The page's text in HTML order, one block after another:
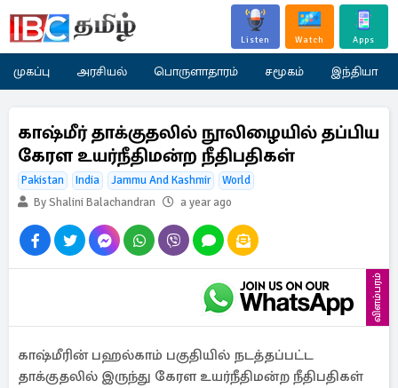
Listen Watch Apps
முகப்பு அரசியல் பொருளாதாரம் சமூகம் இந்தியா
காஷ்மீர் தாக்குதலில் நூலிழையில் தப்பிய
கேரள உயர்நீதிமன்ற நீதிபதிகள்
Pakistan India Jammu And Kashmir
World
By Shalini Balachandran
a year ago
விளம்பரம்
காஷ்மீரின் பஹல்காம் பகுதியில் நடத்தப்பட்ட
தாக்குதலில் இருந்து கேரள உயர்நீதிமன்ற நீதிபதிகள்